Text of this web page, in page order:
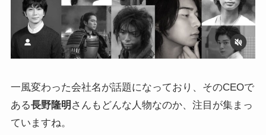
一風変わった会社名が話題になっており、そのCEOで
ある長野隆明 さんもどんな人物なのか、注目が集まっ
ていますね。